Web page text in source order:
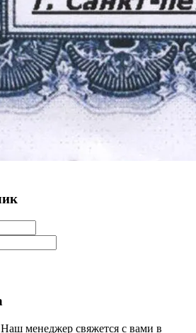
менеджер свяжется с вами в